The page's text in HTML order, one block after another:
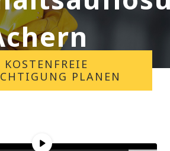
KOSTENFREIE
PLANEN